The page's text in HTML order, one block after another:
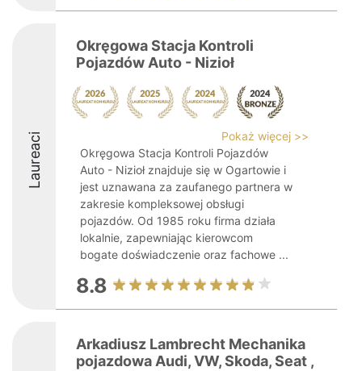
Laureaci
Okręgowa Stacja Kontroli
Pojazdów Auto - Nizioł
Pokaż więcej >>
Okręgowa Stacja Kontroli Pojazdów
Auto - Nizioł znajduje się w Ogartowie i
jest uznawana za zaufanego partnera w
zakresie kompleksowej obsługi
pojazdów. Od 1985 roku firma działa
lokalnie, zapewniając kierowcom
bogate doświadczenie oraz fachowe ...
8.8
Arkadiusz Lambrecht Mechanika
pojazdowa Audi, VW, Skoda, Seat ,